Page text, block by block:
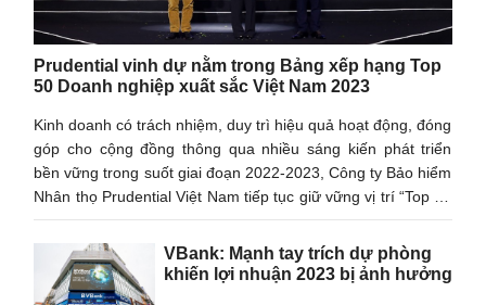
Prudential vinh dự nằm trong Bảng xếp hạng Top
50 Doanh nghiệp xuất sắc Việt Nam 2023
Kinh doanh có trách nhiệm, duy trì hiệu quả hoạt động, đóng
góp cho cộng đồng thông qua nhiều sáng kiến phát triển
bền vững trong suốt giai đoạn 2022-2023, Công ty Bảo hiểm
Nhân thọ Prudential Việt Nam tiếp tục giữ vững vị trí “Top 50
Doanh nghiệp xuất sắc Việt Nam 2023” (Top 50 Vietnam
The Best), tại lễ công bố Top 500 Doanh nghiệp lớn nhất
Việt Nam năm 2023. Prudential là đại diện duy nhất cho khối
ngành bảo hiểm nhân thọ lọt vào bảng xếp hạng này. Trước
VBank: Mạnh tay trích dự phòng
khiến lợi nhuận 2023 bị ảnh hưởng